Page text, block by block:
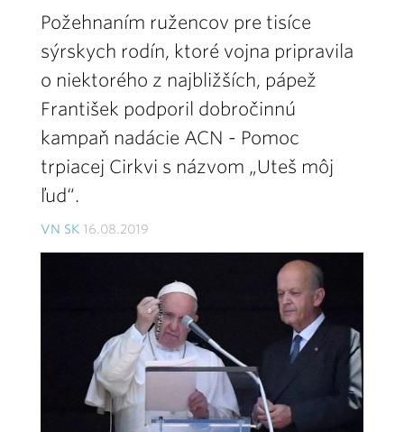
Požehnaním ružencov pre tisíce
sýrskych rodín, ktoré vojna pripravila
o niektorého z najbližších, pápež
František podporil dobročinnú
kampaň nadácie ACN - Pomoc
trpiacej Cirkvi s názvom „Uteš môj
ľud“.
VN SK 16.08.2019